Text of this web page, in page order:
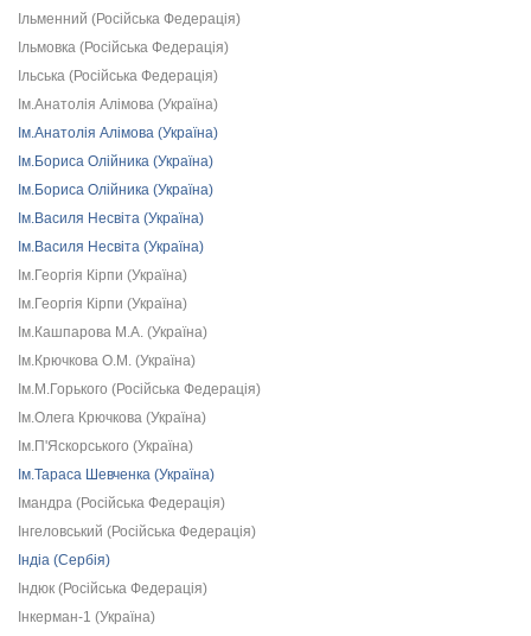
Ільменний (Російська Федерація)
Ільмовка (Російська Федерація)
Ільська (Російська Федерація)
Ім.Анатолія Алімова (Україна)
Ім.Анатолія Алімова (Україна)
Ім.Бориса Олійника (Україна)
Ім.Бориса Олійника (Україна)
Ім.Василя Несвіта (Україна)
Ім.Василя Несвіта (Україна)
Ім.Георгія Кірпи (Україна)
Ім.Георгія Кірпи (Україна)
Ім.Кашпарова М.А. (Україна)
Ім.Крючкова О.М. (Україна)
Ім.М.Горького (Російська Федерація)
Ім.Олега Крючкова (Україна)
Ім.П'Яскорського (Україна)
Ім.Тараса Шевченка (Україна)
Імандра (Російська Федерація)
Інгеловський (Російська Федерація)
Індіа (Сербія)
Індюк (Російська Федерація)
Інкерман-1 (Україна)